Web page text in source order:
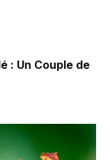
: Un Couple de